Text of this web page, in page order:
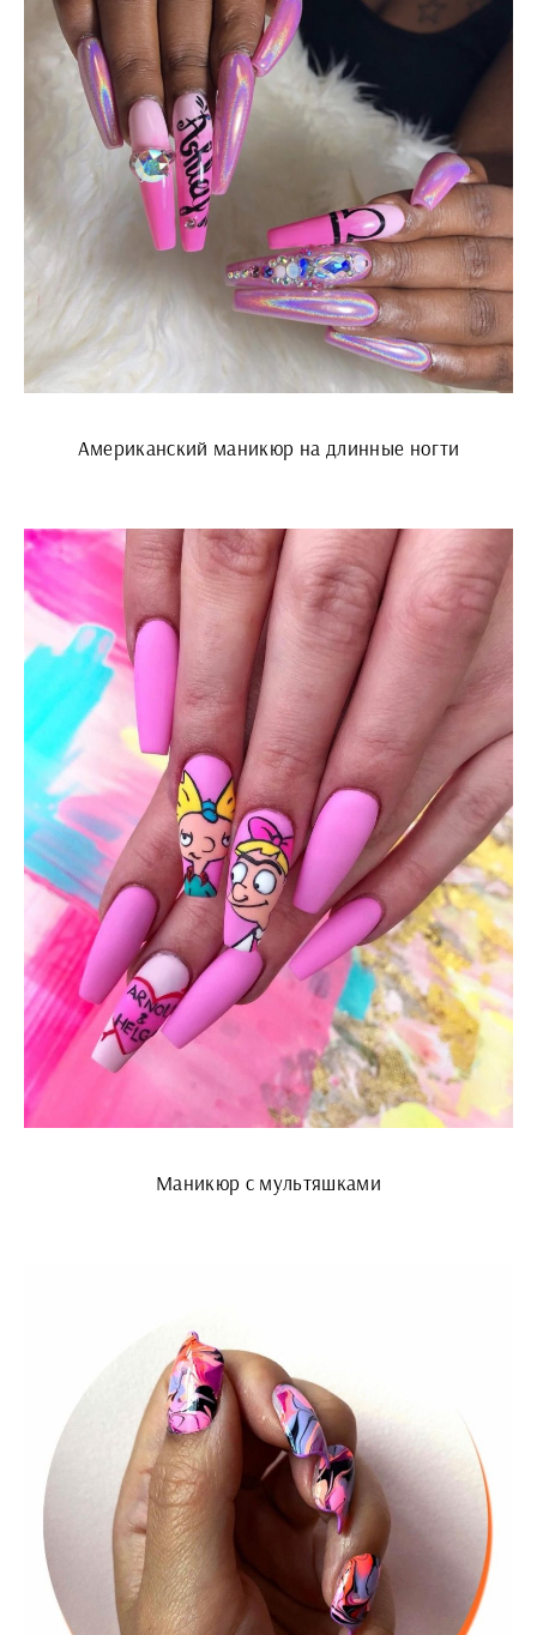
Американский маникюр на длинные ногти
Маникюр с мультяшками